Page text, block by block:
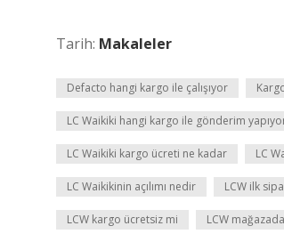
Tarih: Makaleler
Defacto hangi kargo ile çalışıyor
LC Waikiki hangi kargo ile gönderim
LC Waikiki kargo ücreti ne kadar LC
LC Waikikinin açılımı nedir LCW ilk
LCW kargo ücretsiz mi LCW